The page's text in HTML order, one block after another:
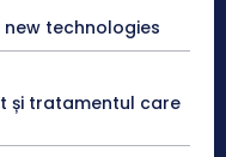
new technologies
și tratamentul care